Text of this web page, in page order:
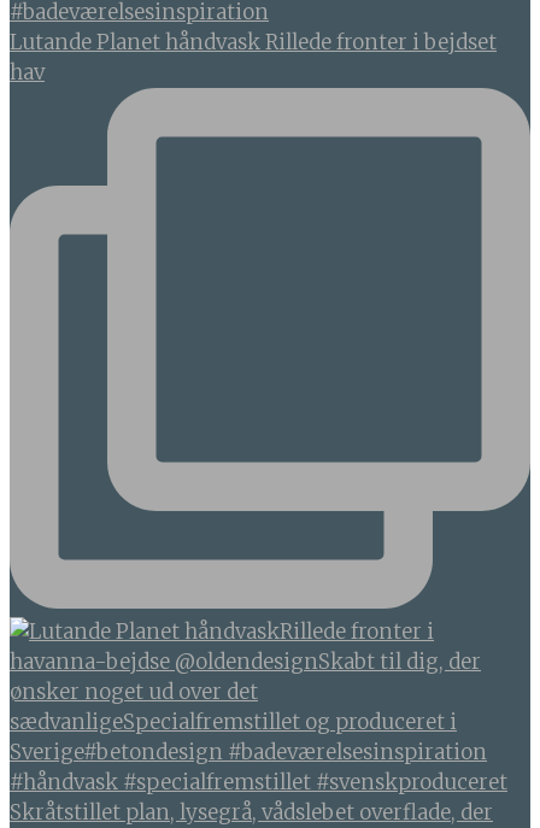
Lutande Planet håndvask Rillede fronter i bejdset
hav
Skråtstillet plan, lysegrå, vådslebet overflade, der